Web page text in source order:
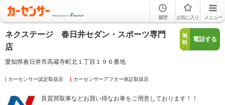
履歴 お気に入り メニュー
ネクステージ 春日井セダン・スポーツ専門
店
愛知県春日井市高蔵寺町北１丁目１９６番地
無
料
電話する
カーセンサー認定取扱店 カーセンサーアフター保証取扱店
良質買取車などお買い得なお車をご用意しております！！